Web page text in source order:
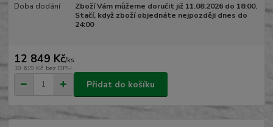
Doba dodání
Zboží Vám můžeme doručit již 11.08.2026 do 18:00.
Stačí, když zboží objednáte nejpozději dnes do
24:00
12 849 Kč/ks
10 619 Kč bez DPH
Přidat do košíku